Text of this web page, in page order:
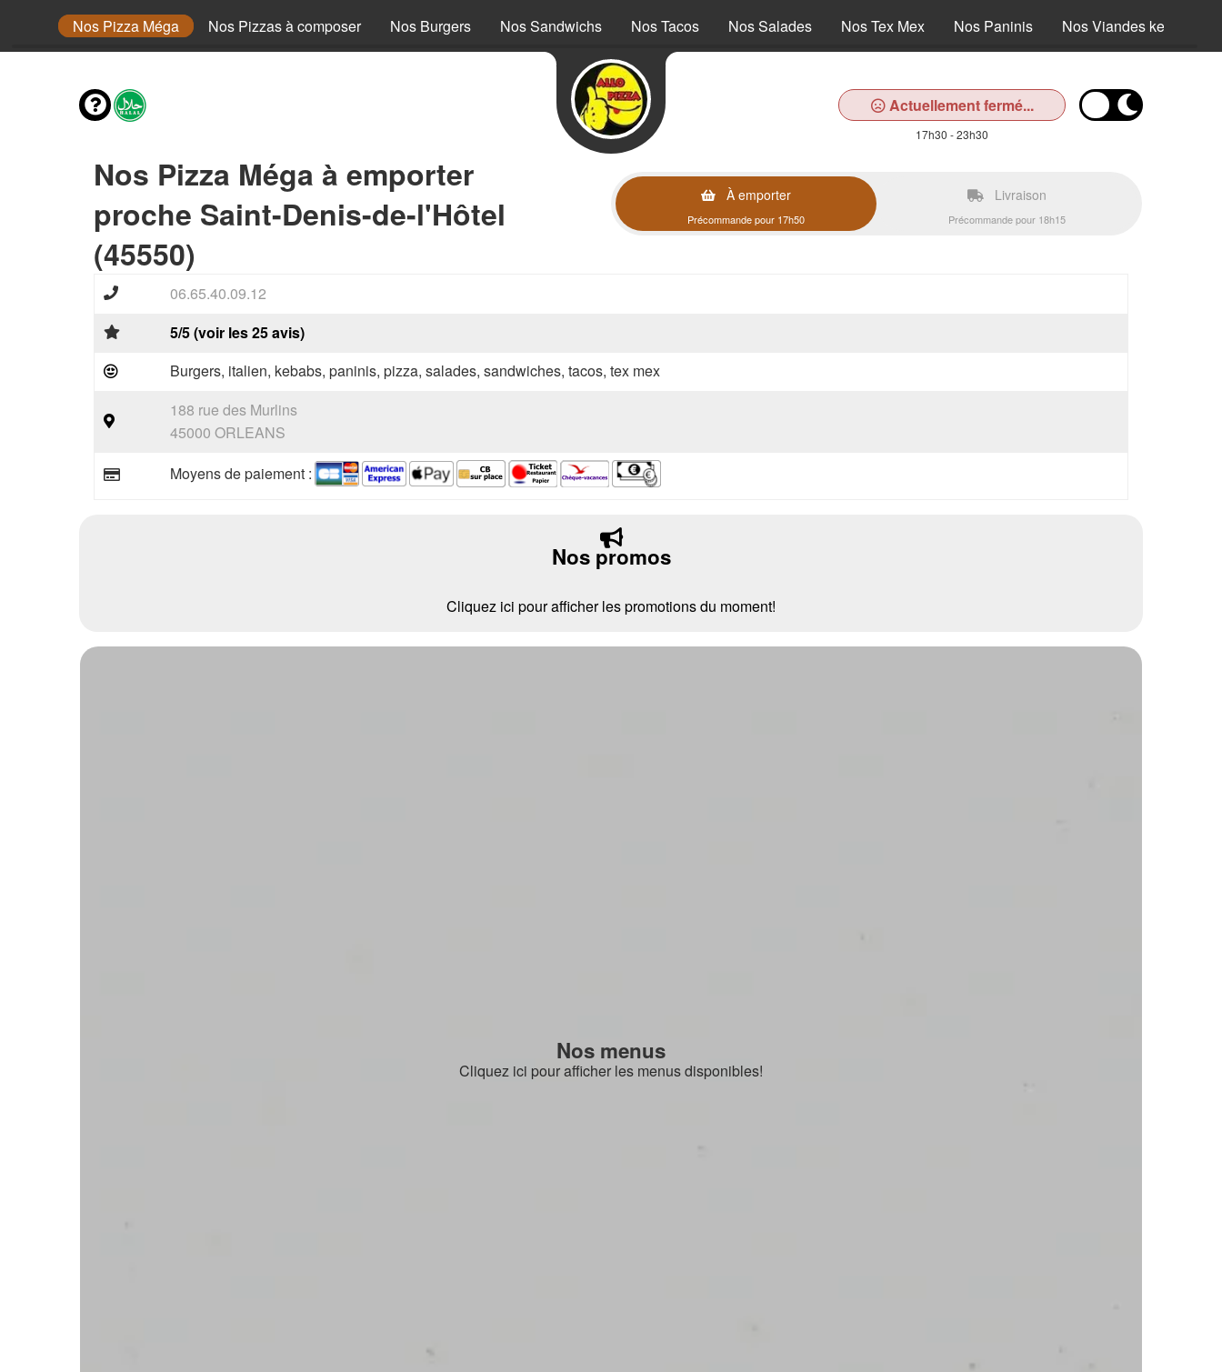
Nos Pizza Méga Nos Pizzas à composer Nos Burgers Nos Sandwichs Nos Tacos Nos Salades Nos Tex Mex Nos Paninis Nos Viandes kebab
Actuellement fermé...
17h30 - 23h30
Nos Pizza Méga à emporter
proche Saint-Denis-de-l'Hôtel
(45550)
À emporter
Précommande pour 17h50
Livraison
Précommande pour 18h15
06.65.40.09.12
5/5 (voir les 25 avis)
Burgers, italien, kebabs, paninis, pizza, salades, sandwiches, tacos, tex mex
188 rue des Murlins
45000 ORLEANS
Moyens de paiement :
Nos promos
Cliquez ici pour afficher les promotions du moment!
Nos menus
Cliquez ici pour afficher les menus disponibles!